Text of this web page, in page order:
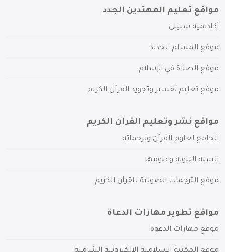
مواقع تعليم المهتدين الجدد
أكاديمية سبيلي
موقع المسلم الجديد
موقع الصلاة في الإسلام
موقع تعليم تفسير وتجويد القرآن الكريم
مواقع نشر وتعليم القرآن الكريم
الجامع لعلوم القرآن وترجماته
السنة النبوية وعلومها
موقع الترجمات الصوتية للقرآن الكريم
مواقع تطوير مهارات الدعاة
موقع مهارات الدعوة